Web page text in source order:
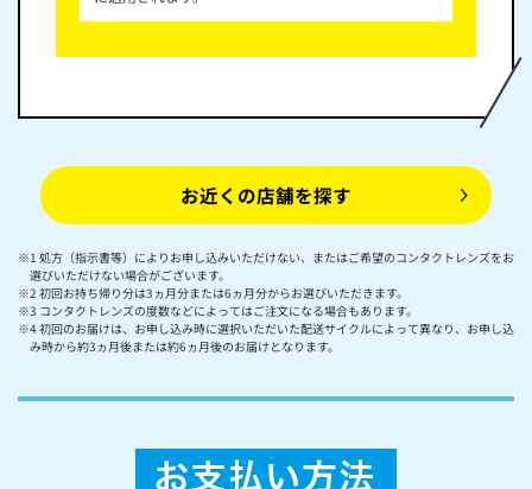
お近くの店舗を探す
※1 処方（指示書等）によりお申し込みいただけない、またはご希望のコンタクトレンズをお
選びいただけない場合がございます。
※2 初回お持ち帰り分は3ヵ月分または6ヵ月分からお選びいただきます。
※3 コンタクトレンズの度数などによってはご注文になる場合もあります。
※4 初回のお届けは、お申し込み時に選択いただいた配送サイクルによって異なり、お申し込
み時から約3ヵ月後または約6ヵ月後のお届けとなります。